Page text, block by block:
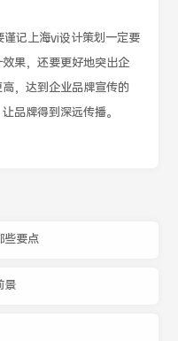
记上海vi设计策划一定要
果，还要更好地突出企
，达到企业品牌宣传的
品牌得到深远传播。
些要点
景